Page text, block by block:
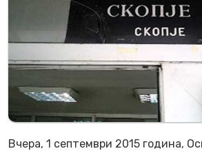
Вчера, 1 септември 2015 година,